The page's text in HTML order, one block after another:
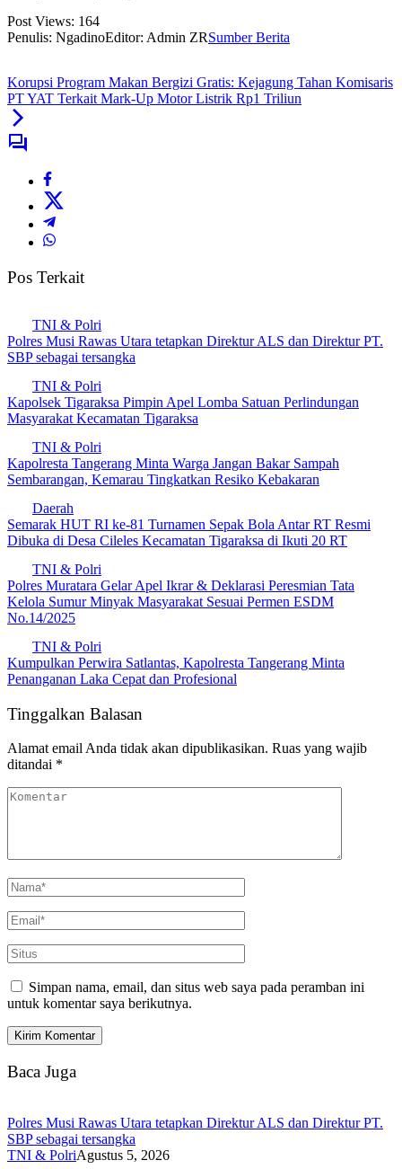
Post Views: 164
Penulis: NgadinoEditor: Admin ZRSumber Berita
Korupsi Program Makan Bergizi Gratis: Kejagung Tahan Komisaris
PT YAT Terkait Mark-Up Motor Listrik Rp1 Triliun
Pos Terkait
TNI & Polri
Polres Musi Rawas Utara tetapkan Direktur ALS dan Direktur PT.
SBP sebagai tersangka
TNI & Polri
Kapolsek Tigaraksa Pimpin Apel Lomba Satuan Perlindungan
Masyarakat Kecamatan Tigaraksa
TNI & Polri
Kapolresta Tangerang Minta Warga Jangan Bakar Sampah
Sembarangan, Kemarau Tingkatkan Resiko Kebakaran
Daerah
Semarak HUT RI ke-81 Turnamen Sepak Bola Antar RT Resmi
Dibuka di Desa Cileles Kecamatan Tigaraksa di Ikuti 20 RT
TNI & Polri
Polres Muratara Gelar Apel Ikrar & Deklarasi Peresmian Tata
Kelola Sumur Minyak Masyarakat Sesuai Permen ESDM
No.14/2025
TNI & Polri
Kumpulkan Perwira Satlantas, Kapolresta Tangerang Minta
Penanganan Laka Cepat dan Profesional
Tinggalkan Balasan
Alamat email Anda tidak akan dipublikasikan. Ruas yang wajib
ditandai *
Simpan nama, email, dan situs web saya pada peramban ini
untuk komentar saya berikutnya.
Baca Juga
Polres Musi Rawas Utara tetapkan Direktur ALS dan Direktur PT.
SBP sebagai tersangka
TNI & PolriAgustus 5, 2026